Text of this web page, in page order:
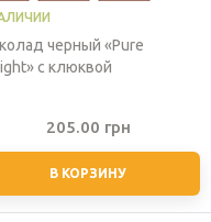
черный «Pure
с клюквой
205.00 грн
В КОРЗИНУ